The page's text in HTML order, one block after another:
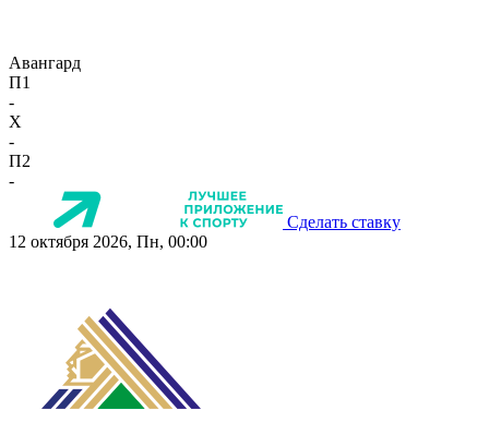
Авангард
П1
-
X
-
П2
-
Сделать ставку
12 октября 2026, Пн, 00:00